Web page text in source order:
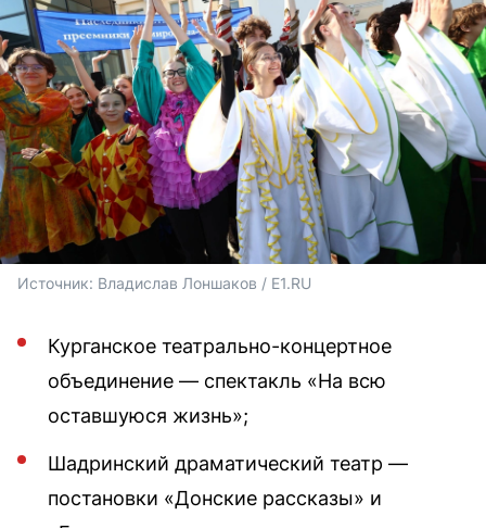
Источник: Владислав Лоншаков / E1.RU
Курганское театрально-концертное
объединение — спектакль «На всю
оставшуюся жизнь»;
Шадринский драматический театр —
постановки «Донские рассказы» и